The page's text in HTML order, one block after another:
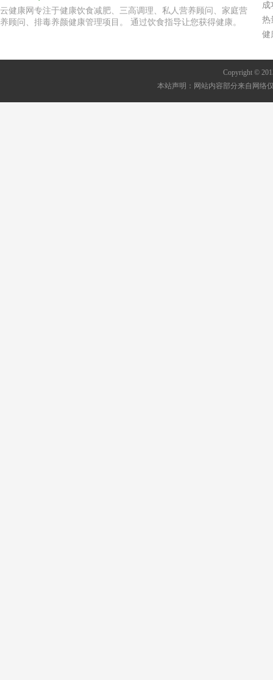
云健康网专注于健康饮食减肥、三高调理、私人营养顾问、家庭营
养顾问、排毒养颜健康管理项目。 通过饮食指导让您获得健康。
成
热
健
Copyright ©
本站声明：网站内容部分来自网络